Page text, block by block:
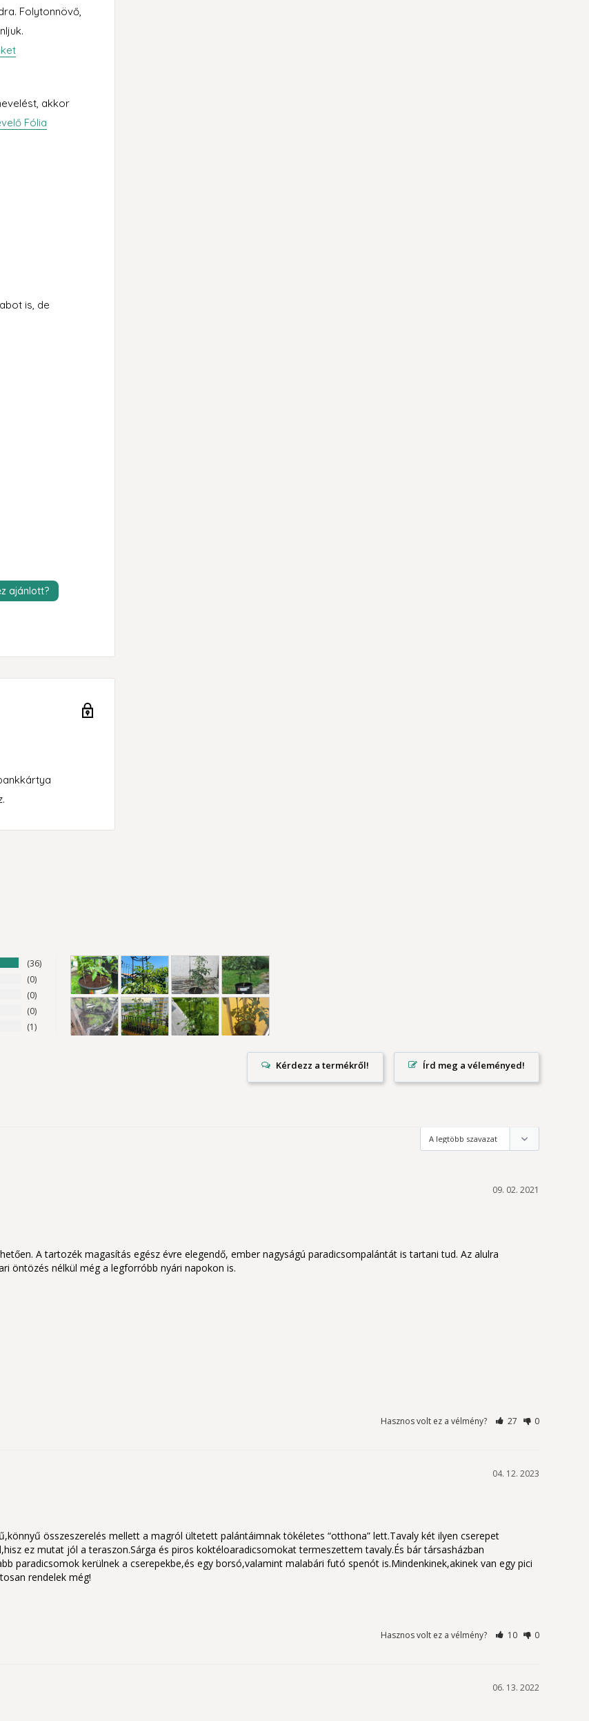
Folytonnövő,
akkor
Fólia
is, de
ajánlott?
36
0
0
0
1
Írd meg a véleményed!
09. 02. 2021
A tartozék magasítás egész évre elegendő, ember nagyságú paradicsompalántát is tartani tud. Az alulra
öntözés nélkül még a legforróbb nyári napokon is.
Hasznos volt ez a vélmény? 27 0
04. 12. 2023
összeszerelés mellett a magról ültetett palántáimnak tökéletes “otthona” lett.Tavaly két ilyen cserepet
ez mutat jól a teraszon.Sárga és piros koktéloaradicsomokat termeszettem tavaly.És bár társasházban
paradicsomok kerülnek a cserepekbe,és egy borsó,valamint malabári futó spenót is.Mindenkinek,akinek van egy pici
rendelek még!
Hasznos volt ez a vélmény? 10 0
06. 13. 2022